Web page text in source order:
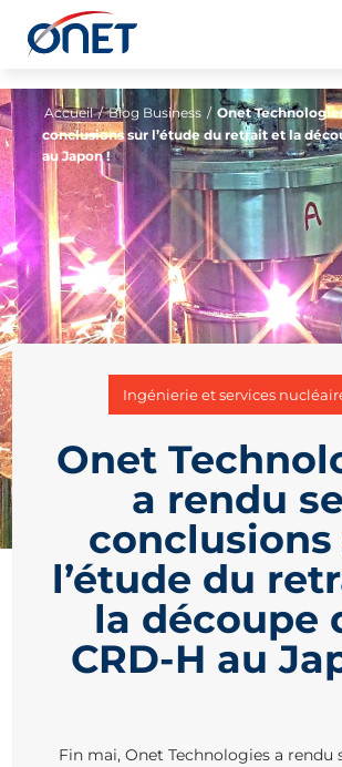
Accueil/Blog Business / Onet
conclusions sur l’étude du retrait et la
au Japon !
Ingénierie et services
Onet
a rendu
conclusions
l’étude du
la découpe
CRD-H au
Fin mai, Onet Technologies a rendu